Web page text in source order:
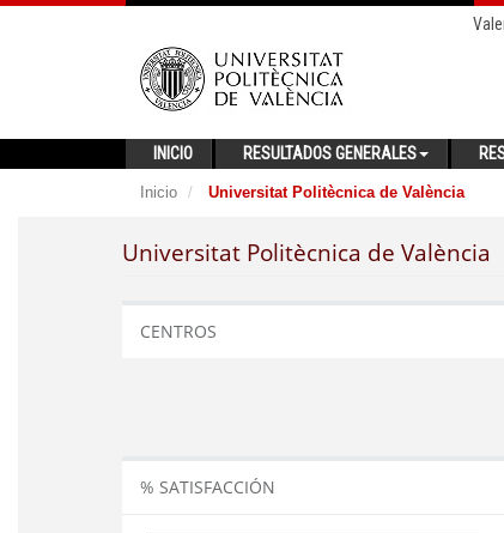
INICIO RESULTADOS GENERALES
Inicio Universitat Politècnica de València
Universitat Politècnica de València
CENTROS
% SATISFACCIÓN